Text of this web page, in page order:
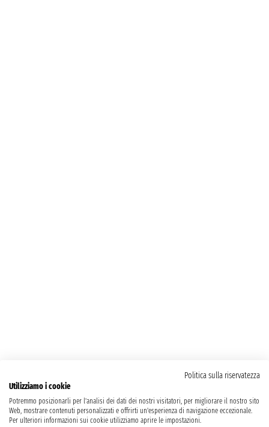
Politica sulla riservatezza
Utilizziamo i cookie
Potremmo posizionarli per l'analisi dei dati dei nostri visitatori, per migliorare il nostro sito
Web, mostrare contenuti personalizzati e offrirti un'esperienza di navigazione eccezionale.
Per ulteriori informazioni sui cookie utilizziamo aprire le impostazioni.